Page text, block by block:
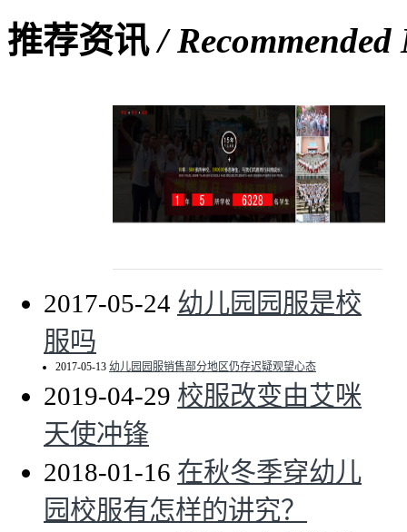
推荐资讯/ Recommended
2017-05-24 幼儿园园服是校
服吗
2017-05-13 幼儿园园服销售部分地区仍存迟疑观望心态
2019-04-29 校服改变由艾咪
天使冲锋
2018-01-16 在秋冬季穿幼儿
园校服有怎样的讲究？